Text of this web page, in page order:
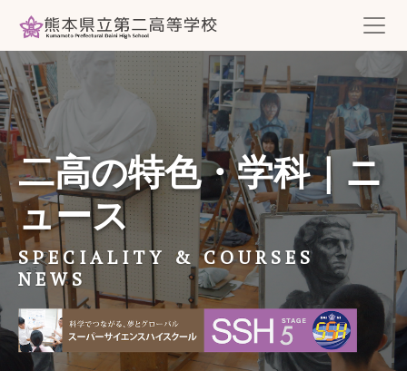
二高の特色・学科｜ニ
ュース
SPECIALITY & COURSES
NEWS